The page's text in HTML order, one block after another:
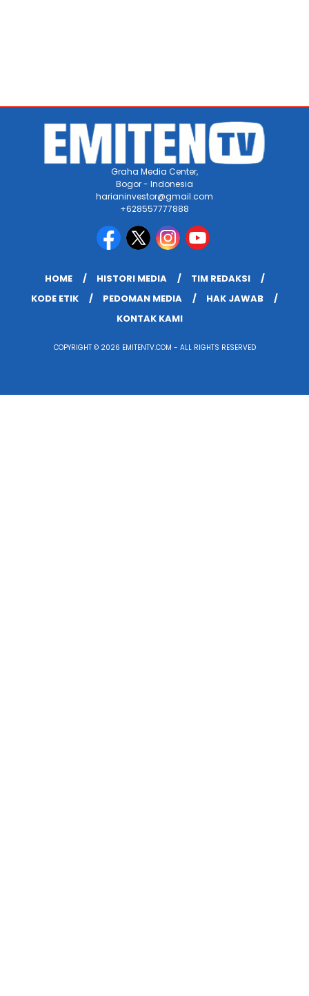
Graha Media Center,
Bogor - Indonesia
harianinvestor@gmail.com
+628557777888
HOME HISTORI MEDIA
TIM REDAKSI
KODE ETIK
PEDOMAN MEDIA
HAK JAWAB
KONTAK KAMI
COPYRIGHT © 2026 EMITENTV.COM - ALL RIGHTS RESERVED